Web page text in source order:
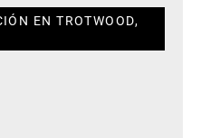
EN TROTWOOD,